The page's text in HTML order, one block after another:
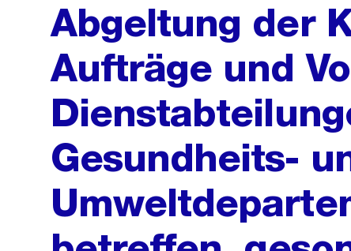
Abgeltung der
Aufträge und
Gesundheits-